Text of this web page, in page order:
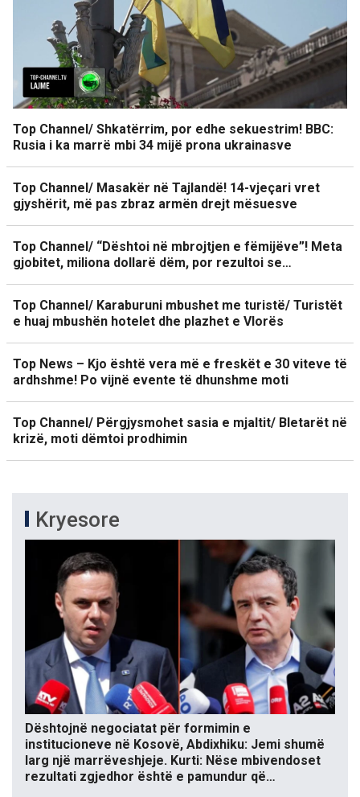
Top Channel/ Shkatërrim, por edhe sekuestrim! BBC:
Rusia i ka marrë mbi 34 mijë prona ukrainasve
Top Channel/ Masakër në Tajlandë! 14-vjeçari vret
gjyshërit, më pas zbraz armën drejt mësuesve
Top Channel/ “Dështoi në mbrojtjen e fëmijëve”! Meta
gjobitet, miliona dollarë dëm, por rezultoi se…
Top Channel/ Karaburuni mbushet me turistë/ Turistët
e huaj mbushën hotelet dhe plazhet e Vlorës
Top News – Kjo është vera më e freskët e 30 viteve të
ardhshme! Po vijnë evente të dhunshme moti
Top Channel/ Përgjysmohet sasia e mjaltit/ Bletarët në
krizë, moti dëmtoi prodhimin
Kryesore
Dështojnë negociatat për formimin e
institucioneve në Kosovë, Abdixhiku: Jemi shumë
larg një marrëveshjeje. Kurti: Nëse mbivendoset
rezultati zgjedhor është e pamundur që…